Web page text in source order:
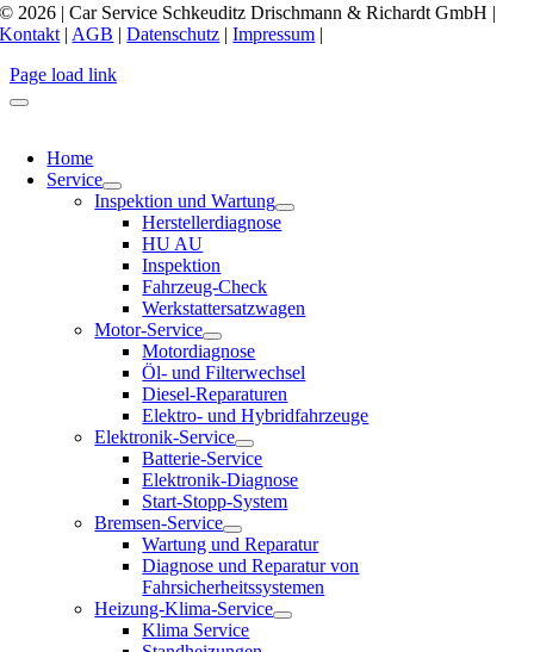
© 2026 | Car Service Schkeuditz Drischmann & Richardt GmbH |
Kontakt | AGB |Datenschutz |Impressum |
Page load link
Home
Service
Inspektion und Wartung
Herstellerdiagnose
HU AU
Inspektion
Fahrzeug-Check
Werkstattersatzwagen
Motor-Service
Motordiagnose
Öl- und Filterwechsel
Diesel-Reparaturen
Elektro- und Hybridfahrzeuge
Elektronik-Service
Batterie-Service
Elektronik-Diagnose
Start-Stopp-System
Bremsen-Service
Wartung und Reparatur
Diagnose und Reparatur von
Fahrsicherheitssystemen
Heizung-Klima-Service
Klima Service